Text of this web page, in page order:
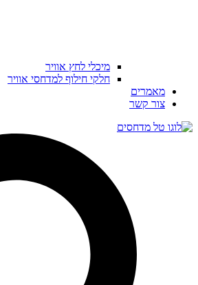
מיכלי לחץ אוויר
חלקי חילוף למדחסי אוויר
מאמרים
צור קשר